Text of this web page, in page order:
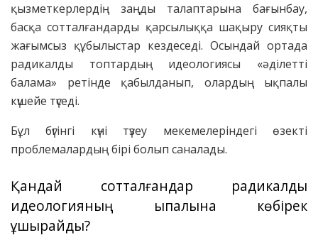
қызметкерлердің заңды талаптарына бағынбау,
басқа сотталғандарды қарсылыққа шақыру сияқты
жағымсыз құбылыстар кездеседі. Осындай ортада
радикалды топтардың идеологиясы «әділетті
балама» ретінде қабылданып, олардың ықпалы
күшейе түседі.
Бұл бүгінгі күні түзеу мекемелеріндегі өзекті
проблемалардың бірі болып саналады.
Қандай сотталғандар радикалды
идеологияның ықпалына көбірек
ұшырайды?